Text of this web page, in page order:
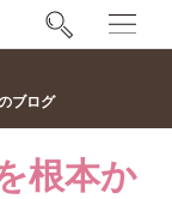
ブログ
根本か